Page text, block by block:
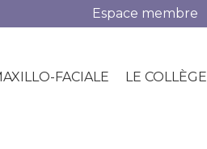
Espace membre
FACIALE LE COLLÈGE